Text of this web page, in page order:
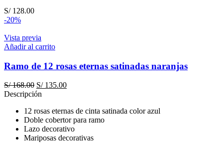
S/128.00
-20%
Vista previa
Añadir al carrito
Ramo de 12 rosas eternas satinadas naranjas
S/168.00 El
precio
era:
S/ 168.00.
S/135.00El
es:
S/ 135.00.
Descripción
12 rosas eternas de cinta satinada color azul
Doble cobertor para ramo
Lazo decorativo
Mariposas decorativas